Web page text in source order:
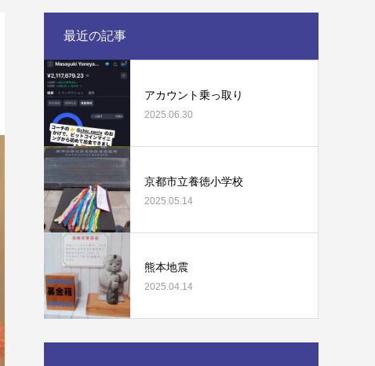
最近の記事
アカウント乗っ取り
2025.06.30
京都市立養徳小学校
2025.05.14
熊本地震
2025.04.14